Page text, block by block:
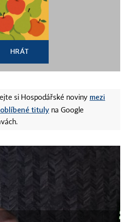
HRÁT
si Hospodářské noviny mezi
tituly na Google